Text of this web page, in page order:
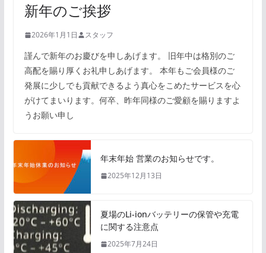
新年のご挨拶
2026年1月1日 スタッフ
謹んで新年のお慶びを申しあげます。 旧年中は格別のご
高配を賜り厚くお礼申しあげます。 本年もご会員様のご
発展に少しでも貢献できるよう真心をこめたサービスを心
がけてまいります。何卒、昨年同様のご愛顧を賜りますよ
うお願い申し
年末年始 営業のお知らせです。
2025年12月13日
夏場のLi-ionバッテリーの保管や充電
に関する注意点
2025年7月24日